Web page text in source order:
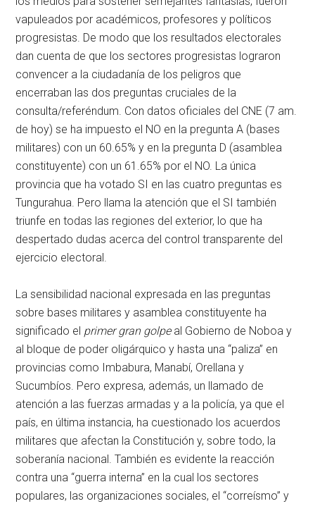
vapuleados por académicos, profesores y políticos
progresistas. De modo que los resultados electorales
dan cuenta de que los sectores progresistas lograron
convencer a la ciudadanía de los peligros que
encerraban las dos preguntas cruciales de la
consulta/referéndum. Con datos oficiales del CNE (7 am.
de hoy) se ha impuesto el NO en la pregunta A (bases
militares) con un 60.65% y en la pregunta D (asamblea
constituyente) con un 61.65% por el NO. La única
provincia que ha votado SI en las cuatro preguntas es
Tungurahua. Pero llama la atención que el SI también
triunfe en todas las regiones del exterior, lo que ha
despertado dudas acerca del control transparente del
ejercicio electoral.
La sensibilidad nacional expresada en las preguntas
sobre bases militares y asamblea constituyente ha
significado el primer gran golpeal Gobierno de Noboa y
al bloque de poder oligárquico y hasta una “paliza” en
provincias como Imbabura, Manabí, Orellana y
Sucumbíos. Pero expresa, además, un llamado de
atención a las fuerzas armadas y a la policía, ya que el
país, en última instancia, ha cuestionado los acuerdos
militares que afectan la Constitución y, sobre todo, la
soberanía nacional. También es evidente la reacción
contra una “guerra interna” en la cual los sectores
populares, las organizaciones sociales, el “correísmo” y